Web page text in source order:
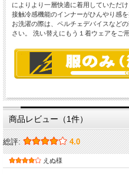
によりより一層快適に着用していただけ
接触冷感機能のインナーがひんやり感を
お洗濯の際は、ペルチェデバイスなど
さい。 洗い替えにもう１着ウェアをご
商品レビュー（1件）
総評: 4.0
えぬ様